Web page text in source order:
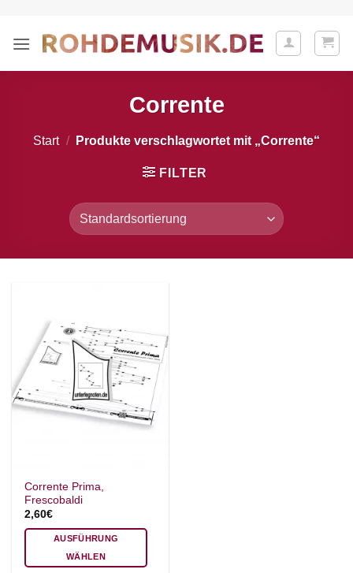
springen
Corrente
Start / Produkte verschlagwortet mit „Corrente“
FILTER
Corrente Prima,
Frescobaldi
2,60€
AUSFÜHRUNG
WÄHLEN